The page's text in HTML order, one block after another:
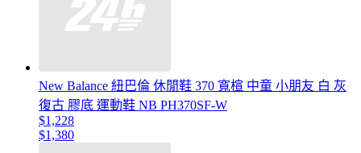
New Balance 紐巴倫 休閒鞋 370 寬楦 中童 小朋友 白 灰
復古 膠底 運動鞋 NB PH370SF-W
$1,228
$1,380